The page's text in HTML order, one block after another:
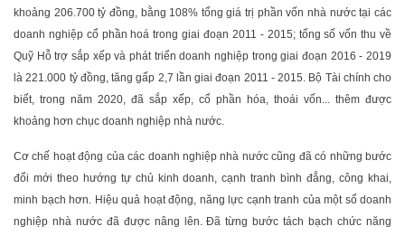
khoảng 206.700 tỷ đồng, bằng 108% tổng giá trị phần vốn nhà nước tại các
doanh nghiệp cổ phần hoá trong giai đoạn 2011 - 2015; tổng số vốn thu về
Quỹ Hỗ trợ sắp xếp và phát triển doanh nghiệp trong giai đoạn 2016 - 2019
là 221.000 tỷ đồng, tăng gấp 2,7 lần giai đoạn 2011 - 2015. Bộ Tài chính cho
biết, trong năm 2020, đã sắp xếp, cổ phần hóa, thoái vốn... thêm được
khoảng hơn chục doanh nghiệp nhà nước.
Cơ chế hoạt động của các doanh nghiệp nhà nước cũng đã có những bước
đổi mới theo hướng tự chủ kinh doanh, cạnh tranh bình đẳng, công khai,
minh bạch hơn. Hiệu quả hoạt động, năng lực cạnh tranh của một số doanh
nghiệp nhà nước đã được nâng lên. Đã từng bước tách bạch chức năng